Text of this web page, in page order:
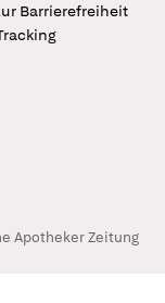
Barrierefreiheit
Apotheker Zeitung